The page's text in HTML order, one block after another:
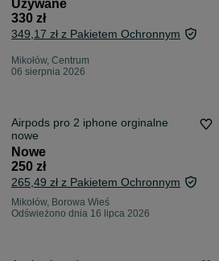
Używane
330 zł
349,17 zł z Pakietem Ochronnym
Mikołów, Centrum
06 sierpnia 2026
Airpods pro 2 iphone orginalne
nowe
Nowe
250 zł
265,49 zł z Pakietem Ochronnym
Mikołów, Borowa Wieś
Odświeżono dnia 16 lipca 2026